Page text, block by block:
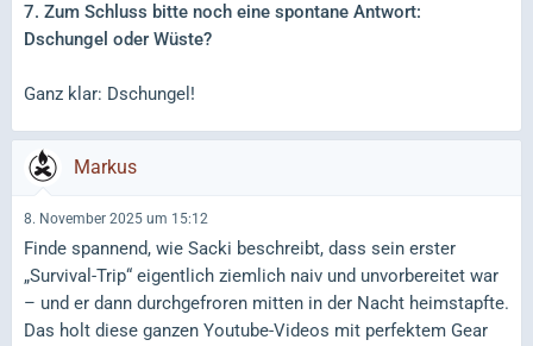
7. Zum Schluss bitte noch eine spontane Antwort:
Dschungel oder Wüste?
Ganz klar: Dschungel!
Markus
8. November 2025 um 15:12
Finde spannend, wie Sacki beschreibt, dass sein erster
„Survival-Trip“ eigentlich ziemlich naiv und unvorbereitet war
– und er dann durchgefroren mitten in der Nacht heimstapfte.
Das holt diese ganzen Youtube-Videos mit perfektem Gear